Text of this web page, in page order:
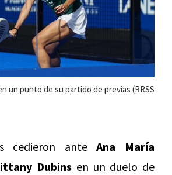
un punto de su partido de previas (RRSS
cedieron anteAna María
Dubins en un duelo de